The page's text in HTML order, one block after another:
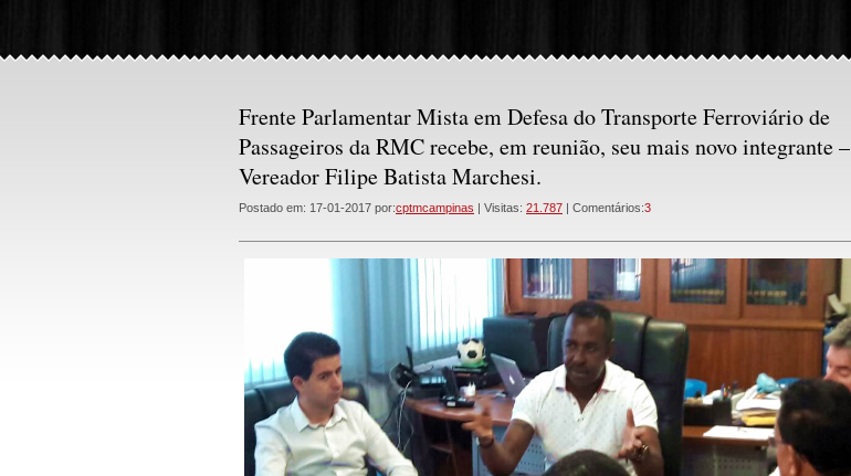
Frente Parlamentar Mista em Defesa do Transporte Ferroviário de
Passageiros da RMC recebe, em reunião, seu mais novo integrante –
Vereador Filipe Batista Marchesi.
Postado em: 17-01-2017 por:cptmcampinas | Visitas: 21.787 | Comentários:3